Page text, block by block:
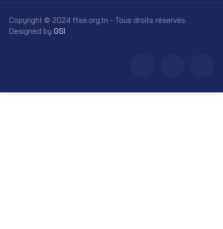
Copyright © 2024 ftse.org.tn - Tous droits réservés.
Designed by GSI